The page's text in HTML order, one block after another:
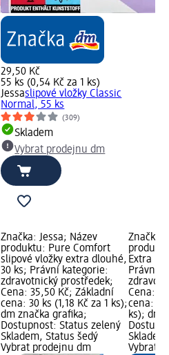
29,50 Kč
55 ks (0,54 Kč za 1 ks)
Jessaslipové vložky Classic
Normal, 55 ks
(309)
Skladem
Vybrat prodejnu dm
Značka: Jessa; Název
produktu: Pure Comfort
slipové vložky extra dlouhé,
30 ks; Právní kategorie:
zdravotnický prostředek;
Cena: 35,50 Kč; Základní
cena: 30 ks (1,18 Kč za 1 ks);
dm značka grafika;
Dostupnost: Status zelený
Skladem, Status šedý
Vybrat prodejnu dm
Značka:
Extra
Právní
Cena:
cena: 30
ks); dm
Vybrat